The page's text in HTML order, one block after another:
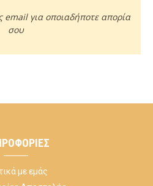
email για οποιαδήποτε απορία
σου
με εμάς